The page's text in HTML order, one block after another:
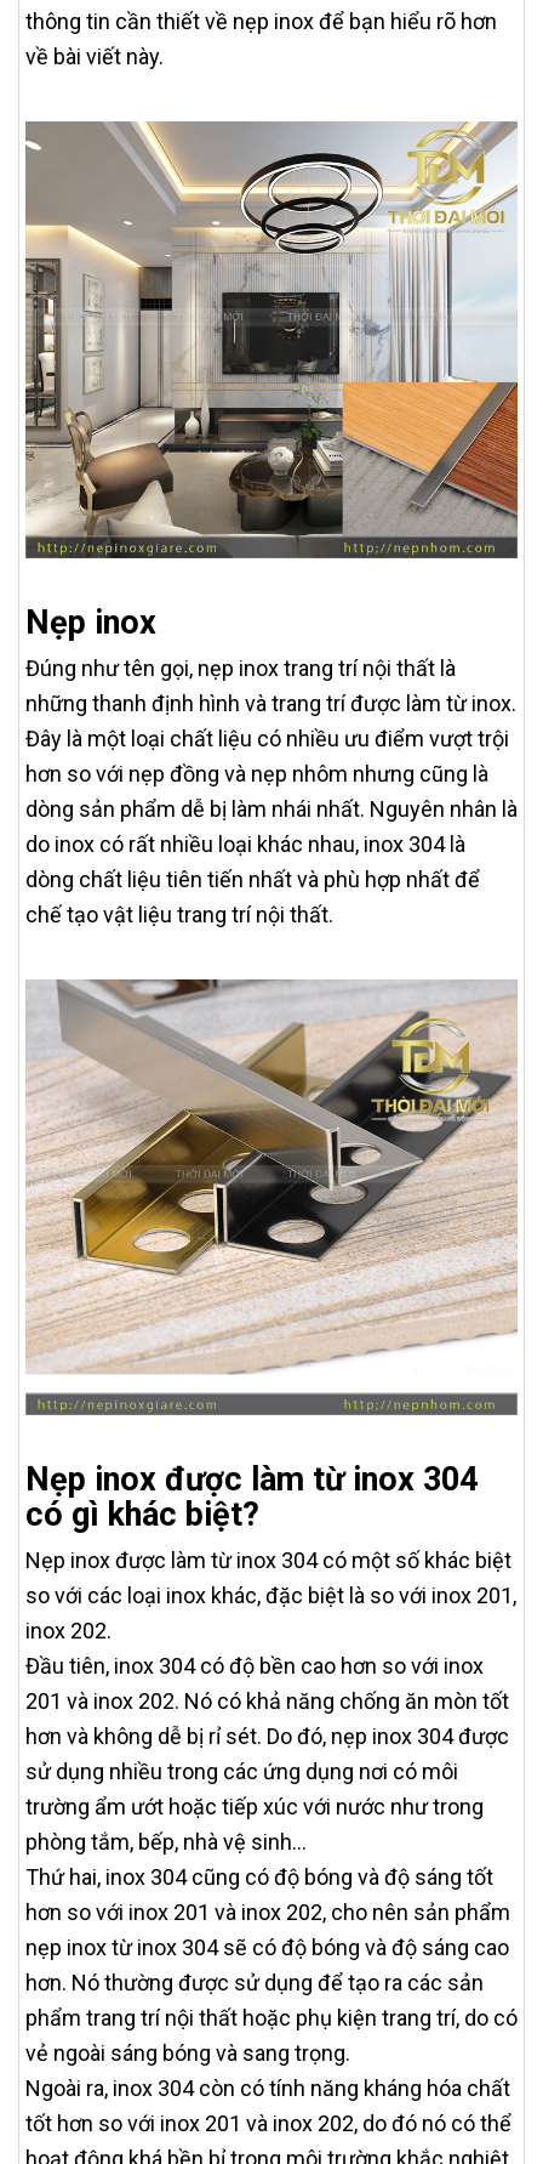
thông tin cần thiết về nẹp inox để bạn hiểu rõ hơn
về bài viết này.
Nẹp inox
Đúng như tên gọi, nẹp inox trang trí nội thất là
những thanh định hình và trang trí được làm từ inox.
Đây là một loại chất liệu có nhiều ưu điểm vượt trội
hơn so với nẹp đồng và nẹp nhôm nhưng cũng là
dòng sản phẩm dễ bị làm nhái nhất. Nguyên nhân là
do inox có rất nhiều loại khác nhau, inox 304 là
dòng chất liệu tiên tiến nhất và phù hợp nhất để
chế tạo vật liệu trang trí nội thất.
Nẹp inox được làm từ inox 304
có gì khác biệt?
Nẹp inox được làm từ inox 304 có một số khác biệt
so với các loại inox khác, đặc biệt là so với inox 201,
inox 202.
Đầu tiên, inox 304 có độ bền cao hơn so với inox
201 và inox 202. Nó có khả năng chống ăn mòn tốt
hơn và không dễ bị rỉ sét. Do đó, nẹp inox 304 được
sử dụng nhiều trong các ứng dụng nơi có môi
trường ẩm ướt hoặc tiếp xúc với nước như trong
phòng tắm, bếp, nhà vệ sinh...
Thứ hai, inox 304 cũng có độ bóng và độ sáng tốt
hơn so với inox 201 và inox 202, cho nên sản phẩm
nẹp inox từ inox 304 sẽ có độ bóng và độ sáng cao
hơn. Nó thường được sử dụng để tạo ra các sản
phẩm trang trí nội thất hoặc phụ kiện trang trí, do có
vẻ ngoài sáng bóng và sang trọng.
Ngoài ra, inox 304 còn có tính năng kháng hóa chất
tốt hơn so với inox 201 và inox 202, do đó nó có thể
hoạt động khá bền bỉ trong môi trường khắc nghiệt